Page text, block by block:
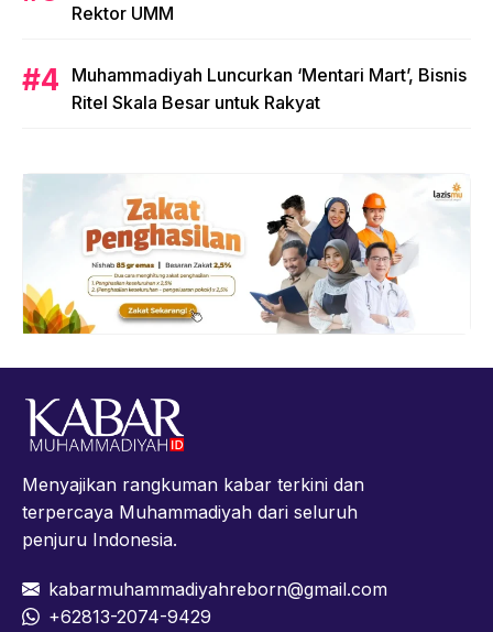
Rektor UMM
Muhammadiyah Luncurkan ‘Mentari Mart’, Bisnis
Ritel Skala Besar untuk Rakyat
Menyajikan rangkuman kabar terkini dan
terpercaya Muhammadiyah dari seluruh
penjuru Indonesia.
kabarmuhammadiyahreborn@gmail.com
+62813-2074-9429